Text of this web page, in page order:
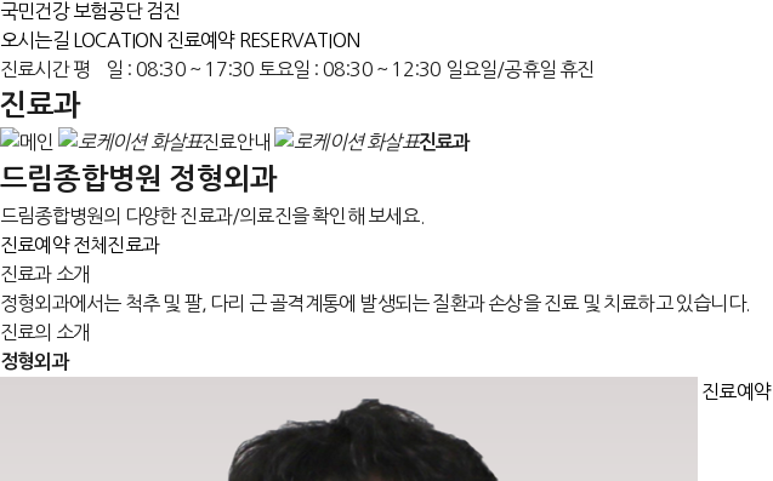
국민건강 보험공단 검진
오시는길
LOCATION 진료예약 RESERVATION
진료시간 평 일 : 08:30 ~ 17:30 토요일 : 08:30 ~ 12:30 일요일/공휴일 휴진
진료과
진료안내 진료과
드림종합병원 정형외과
드림종합병원의 다양한 진료과/의료진을 확인해 보세요.
진료예약 전체진료과
진료과 소개
정형외과에서는 척추 및 팔, 다리 근 골격계통에 발생되는 질환과 손상을 진료 및 치료하고 있습니다.
진료의 소개
정형외과
진료예약